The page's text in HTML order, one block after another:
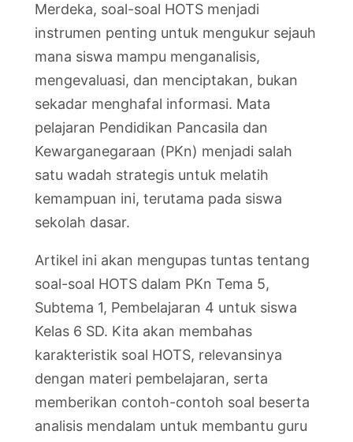
Merdeka, soal-soal HOTS menjadi
instrumen penting untuk mengukur sejauh
mana siswa mampu menganalisis,
mengevaluasi, dan menciptakan, bukan
sekadar menghafal informasi. Mata
pelajaran Pendidikan Pancasila dan
Kewarganegaraan (PKn) menjadi salah
satu wadah strategis untuk melatih
kemampuan ini, terutama pada siswa
sekolah dasar.
Artikel ini akan mengupas tuntas tentang
soal-soal HOTS dalam PKn Tema 5,
Subtema 1, Pembelajaran 4 untuk siswa
Kelas 6 SD. Kita akan membahas
karakteristik soal HOTS, relevansinya
dengan materi pembelajaran, serta
memberikan contoh-contoh soal beserta
analisis mendalam untuk membantu guru